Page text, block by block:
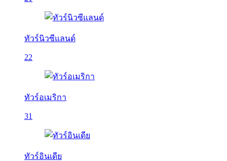
ทัวร์นิวซีแลนด์
22
ทัวร์อเมริกา
31
ทัวร์อินเดีย